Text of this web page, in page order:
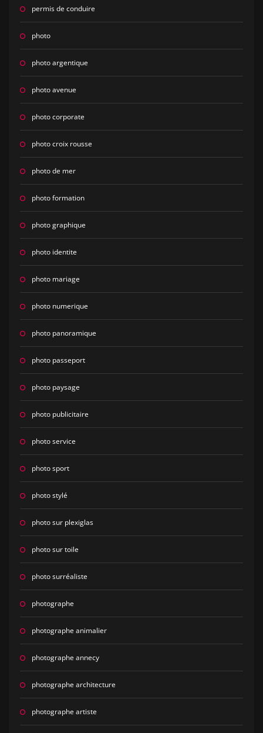
permis de conduire
photo
photo argentique
photo avenue
photo corporate
photo croix rousse
photo de mer
photo formation
photo graphique
photo identite
photo mariage
photo numerique
photo panoramique
photo passeport
photo paysage
photo publicitaire
photo service
photo sport
photo stylé
photo sur plexiglas
photo sur toile
photo surréaliste
photographe
photographe animalier
photographe annecy
photographe architecture
photographe artiste